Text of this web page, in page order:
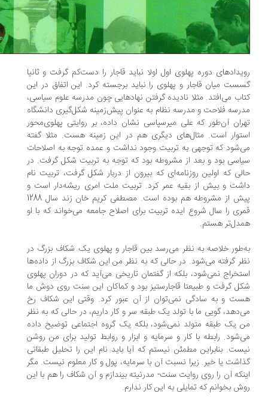
دوره پهلوی اول اولا نباید قاجار را دست‌کم گرفت و ثانیا
میان قاجار و پهلوی را نباید برجسته کرد. این اتفاق در این
می‌افتد. مثلا نادیده گرفتن نهادهایی چون مدرسه علوم سیاسی،
فلاحت و مدرسه نظام به عنوان پیش‌زمینه شکل‌گیری دانشگاه
آن‌طور که علی میرسپاسی نشان داده، بر روایتی پهلوی‌محور
است. مثال‌های دیگری هم در این زمینه هست. مثلا گفته
که توجهی به تربیت وجود نداشت و عمده توجه به اصلاحات
بود و بعد از مشروطه بود که توجه به تربیت شکل گرفت. در
که اولین روزنامه‌ای که بیرون از دربار شکل گرفت، تربیت نام
و بیش از بقیه عمر کرد. تربیت ملت امری ریشه‌دار است و
پیش از مشروطه هم بوده است. مصطفی کریم خان زند سال 1288
را سال شروع ایده تربیت برای اصلاح جامعه می‌خواند که با او
هستم.
خلاصه به نظر می‌رسد بین قاجار و پهلوی یک شکاف بزرگ در
گرفته می‌شود. در حالی که به نظر من این شکاف بزرگ از داده‌ها
نمی‌شود، بلکه از گفتمان تاریخی می‌آید که در دوران پهلوی
گرفت و طبیعتا قاجارستیز بود و کماکان این سنت روی دوش ما
و به سادگی نمی‌توان از آن عبور کرد. وقتی این شکاف رخ
گویی ما با تولد یک طبقه سر و کار داریم، در حالی که به نظر
یک طبقه متولد نمی‌شود، بلکه یک گروه اجتماعی توضیح داده
رابطه با کار و سرمایه و ابزار و روابط تولید برای من روشن
بنابراین مطمئن نیستم که آیا باید نام این را تحلیل طبقاتی
یا خیر. زیرا نسبت آن با سرمایه، پول و کار معلوم نیست. مگر
آن را روی روایت سنت- مدرنیته بیندازم و آن شکاف را هم با این
بخوانم که تمایلی به این کار ندارم.